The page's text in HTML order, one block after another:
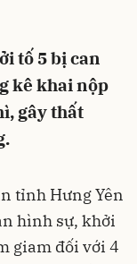
tố 5 bị can
kê khai nộp
gây thất
tỉnh Hưng Yên
hình sự, khởi
giam đối với 4
Gửi